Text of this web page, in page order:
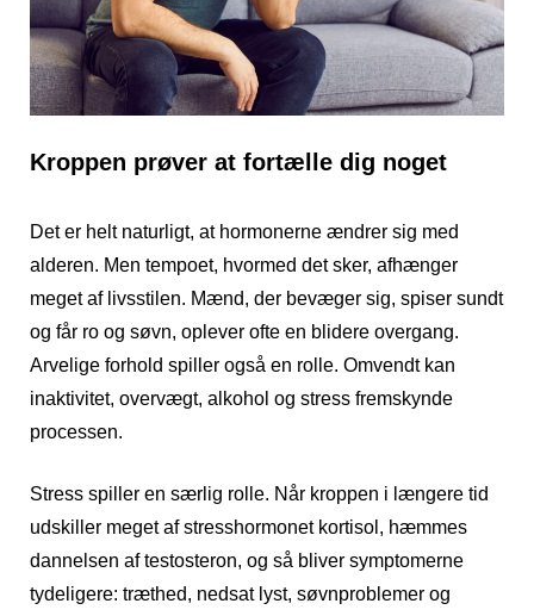
Kroppen prøver at fortælle dig noget
Det er helt naturligt, at hormonerne ændrer sig med
alderen. Men tempoet, hvormed det sker, afhænger
meget af livsstilen. Mænd, der bevæger sig, spiser sundt
og får ro og søvn, oplever ofte en blidere overgang.
Arvelige forhold spiller også en rolle. Omvendt kan
inaktivitet, overvægt, alkohol og stress fremskynde
processen.
Stress spiller en særlig rolle. Når kroppen i længere tid
udskiller meget af stresshormonet kortisol, hæmmes
dannelsen af testosteron, og så bliver symptomerne
tydeligere: træthed, nedsat lyst, søvnproblemer og